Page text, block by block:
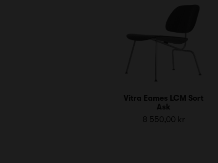
Vitra Eames LCM Sort
Ask
8 550,00 kr